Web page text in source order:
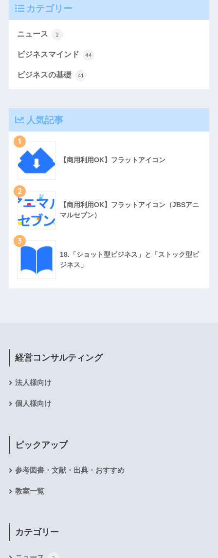
カテゴリー
ニュース 2
ビジネスマインド 44
ビジネスの基礎 41
人気記事
1
【商用利用OK】フラットアイコン
2
【商用利用OK】フラットアイコン（JBSアニ
マルセブン）
3
18.「ショット型ビジネス」と「ストック型ビ
ジネス」
経営コンサルティング
法人様向け
個人様向け
ピックアップ
参考図書・文献・出典・おすすめ
教室一覧
カテゴリー